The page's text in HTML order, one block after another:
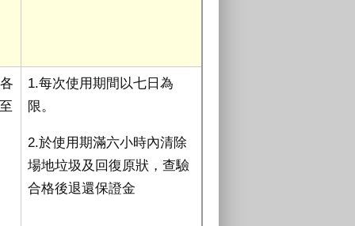
1.每次使用期間以七日為
限。
2.於使用期滿六小時內清除
場地垃圾及回復原狀，查驗
合格後退還保證金